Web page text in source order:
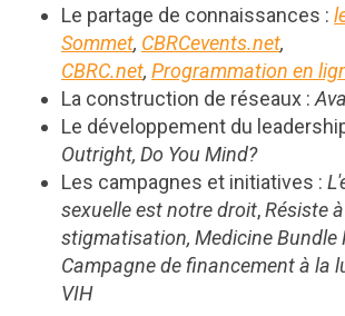
Le partage de connaissances :
Sommet, CBRCevents.net,
CBRC.net, Programmation en
La construction de réseaux :
Le développement du
Outright, Do You Mind?
Les campagnes et initiatives :
sexuelle est notre droit,Résiste
stigmatisation, Medicine Bundle
Campagne de financement à la
VIH